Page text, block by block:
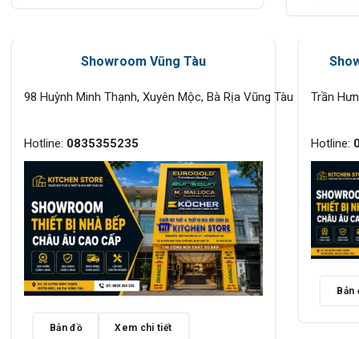
Showroom Vũng Tàu
98 Huỳnh Minh Thạnh, Xuyên Mộc, Bà Rịa Vũng Tàu
Hotline: 0835355235
Bản đồ Xem chi tiết
Trần
Hotline:
Bản